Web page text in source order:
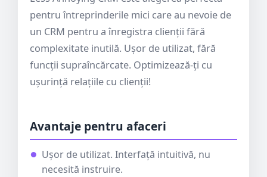
pentru întreprinderile mici care au nevoie de
un CRM pentru a înregistra clienții fără
complexitate inutilă. Ușor de utilizat, fără
funcții supraîncărcate. Optimizează-ți cu
ușurință relațiile cu clienții!
Avantaje pentru afaceri
Ușor de utilizat. Interfață intuitivă, nu
necesită instruire.